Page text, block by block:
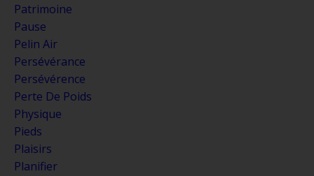
Patrimoine
Pause
Pelin Air
Persévérance
Persévérence
Perte De Poids
Physique
Pieds
Plaisirs
Planifier